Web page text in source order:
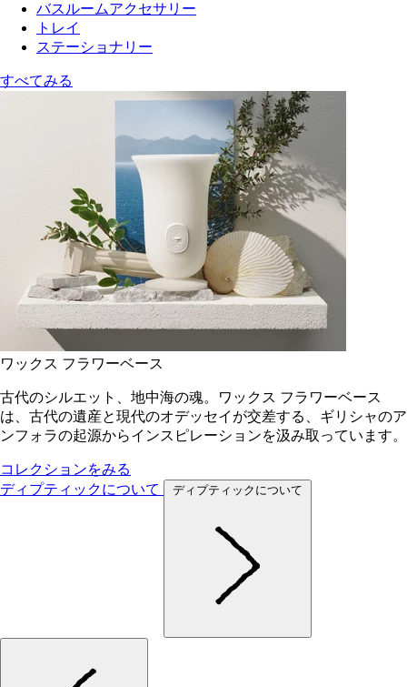
バスルームアクセサリー
トレイ
ステーショナリー
すべてみる
ワックス フラワーベース
古代のシルエット、地中海の魂。ワックス フラワーベース
は、古代の遺産と現代のオデッセイが交差する、ギリシャのア
ンフォラの起源からインスピレーションを汲み取っています。
コレクションをみる
ディプティックについて
ディプティックについて